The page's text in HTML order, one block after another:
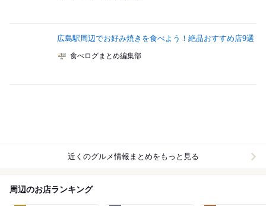
広島駅周辺でお好み焼きを食べよう！絶品おすすめ店9選
食べログまとめ編集部
近くのグルメ情報まとめをもっと見る
周辺のお店ランキング